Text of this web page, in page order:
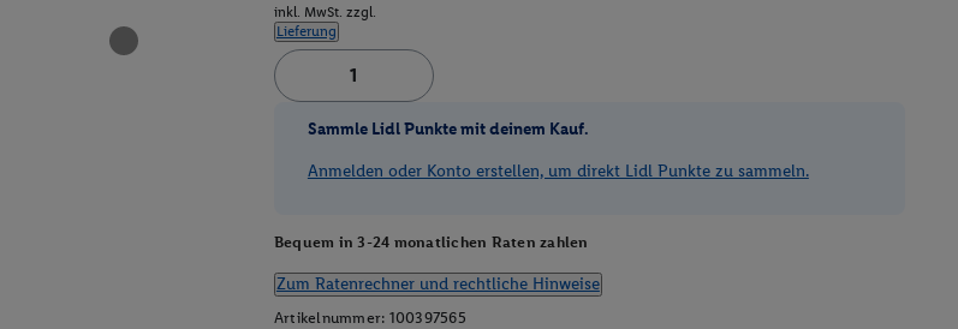
inkl. MwSt. zzgl.
Lieferung
Sammle Lidl Punkte mit deinem Kauf.
Anmelden oder Konto erstellen, um direkt Lidl Punkte zu sammeln.
Bequem in 3-24 monatlichen Raten zahlen
Zum Ratenrechner und rechtliche Hinweise
Artikelnummer: 100397565